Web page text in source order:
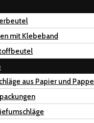
mit Klebeband
aus Papier und Pappe